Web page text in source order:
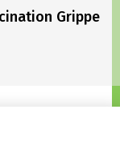
Grippe